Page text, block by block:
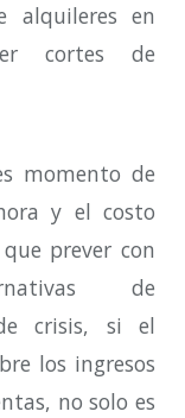
alquileres en
cortes de
momento de
y el costo
prever con
de
crisis, si el
los ingresos
no solo es